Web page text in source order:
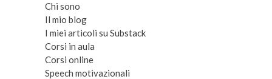
Chi sono
Il mio blog
I miei articoli su Substack
Corsi in aula
Corsi online
Speech motivazionali